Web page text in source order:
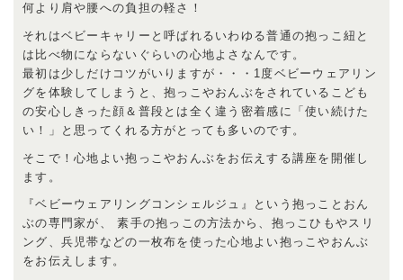
何より肩や腰への負担の軽さ！
それはベビーキャリーと呼ばれるいわゆる普通の抱っこ紐と
は比べ物にならないぐらいの心地よさなんです。
最初は少しだけコツがいりますが・・・1度ベビーウェアリン
グを体験してしまうと、抱っこやおんぶをされているこども
の安心しきった顔＆普段とは全く違う密着感に「使い続けた
い！」と思ってくれる方がとっても多いのです。
そこで！心地よい抱っこやおんぶをお伝えする講座を開催し
ます。
『ベビーウェアリングコンシェルジュ』という抱っことおん
ぶの専門家が、 素手の抱っこの方法から、抱っこひもやスリ
ング、兵児帯などの一枚布を使った心地よい抱っこやおんぶ
をお伝えします。